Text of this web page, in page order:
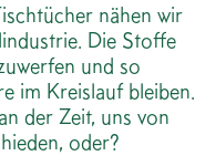
nähen wir
Die Stoffe
und so
im Kreislauf bleiben.
der Zeit, uns von
oder?